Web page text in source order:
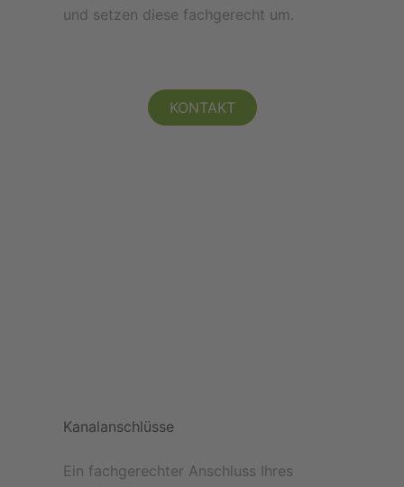
und setzen diese fachgerecht um.
KONTAKT
Kanalanschlüsse
Ein fachgerechter Anschluss Ihres